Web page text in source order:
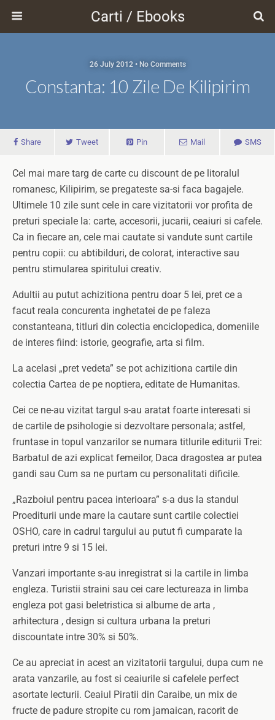
Carti / Ebooks
26 July 2012 • No Comments
Constanta: 10 Zile De Kilipirim
Share Tweet Pin Mail SMS
Cel mai mare targ de carte cu discount de pe litoralul
romanesc, Kilipirim, se pregateste sa-si faca bagajele.
Ultimele 10 zile sunt cele in care vizitatorii vor profita de
preturi speciale la: carte, accesorii, jucarii, ceaiuri si cafele.
Ca in fiecare an, cele mai cautate si vandute sunt cartile
pentru copii: cu abtibilduri, de colorat, interactive sau
pentru stimularea spiritului creativ.
Adultii au putut achizitiona pentru doar 5 lei, pret ce a
facut reala concurenta inghetatei de pe faleza
constanteana, titluri din colectia enciclopedica, domeniile
de interes fiind: istorie, geografie, arta si film.
La acelasi „pret vedeta” se pot achizitiona cartile din
colectia Cartea de pe noptiera, editate de Humanitas.
Cei ce ne-au vizitat targul s-au aratat foarte interesati si
de cartile de psihologie si dezvoltare personala; astfel,
fruntase in topul vanzarilor se numara titlurile editurii Trei:
Barbatul de azi explicat femeilor, Daca dragostea ar putea
gandi sau Cum sa ne purtam cu personalitati dificile.
„Razboiul pentru pacea interioara” s-a dus la standul
Proediturii unde mare la cautare sunt cartile colectiei
OSHO, care in cadrul targului au putut fi cumparate la
preturi intre 9 si 15 lei.
Vanzari importante s-au inregistrat si la cartile in limba
engleza. Turistii straini sau cei care lectureaza in limba
engleza pot gasi beletristica si albume de arta ,
arhitectura , design si cultura urbana la preturi
discountate intre 30% si 50%.
Ce au apreciat in acest an vizitatorii targului, dupa cum ne
arata vanzarile, au fost si ceaiurile si cafelele perfect
asortate lecturii. Ceaiul Piratii din Caraibe, un mix de
fructe de padure stropite cu rom jamaican, racorit de